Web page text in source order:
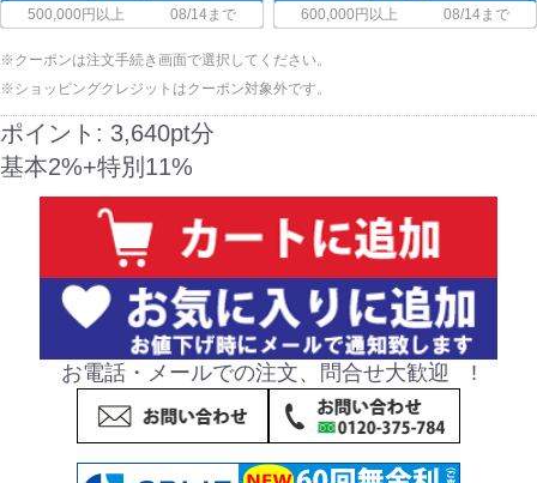
500,000円以上 08/14まで 600,000円以上 08/14まで
※クーポンは注文手続き画面で選択してください。
※ショッピングクレジットはクーポン対象外です。
ポイント: 3,640pt分
基本2%+特別11%
お電話・メールでの注文、問合せ大歓迎 !